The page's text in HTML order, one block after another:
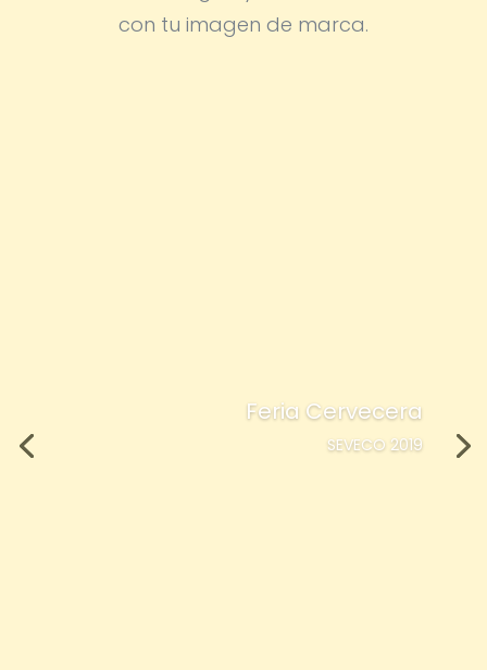
con tu imagen de marca.
Feria Cervecera
SEVECO 2019